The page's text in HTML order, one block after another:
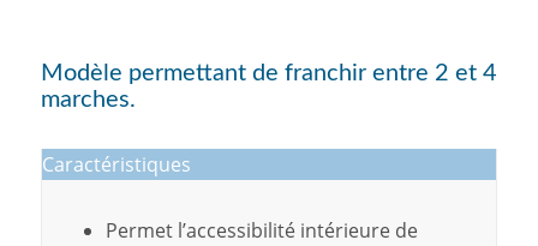
Modèle permettant de franchir entre 2 et 4
marches.
Caractéristiques
Permet l’accessibilité intérieure de